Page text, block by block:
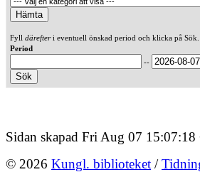
Fyll därefteri eventuell önskad period och klicka på Sök.
Period
--
Sidan skapad Fri Aug 07
© 2026 Kungl. biblioteket /